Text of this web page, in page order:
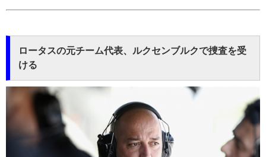
ロータスの元チーム代表、ルクセンブルクで捜査を受
ける